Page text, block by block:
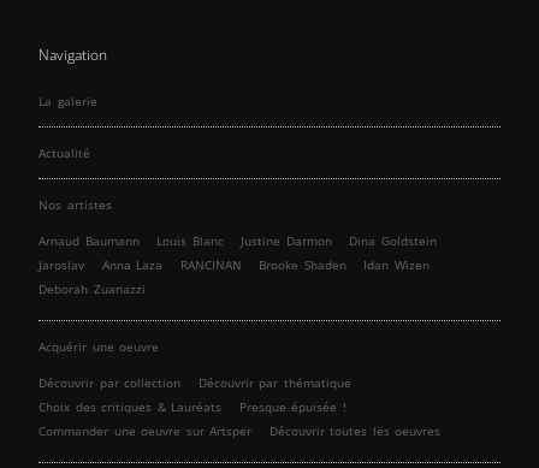
Navigation
La galerie
Actualité
Nos artistes
Arnaud Baumann Louis Blanc Justine Darmon
Dina Goldstein
Jaroslav
Anna Laza RANCINAN Brooke Shaden
Idan Wizen
Deborah Zuanazzi
Acquérir une oeuvre
Découvrir par collection
Découvrir par thématique
Choix des critiques & Lauréats
Presque épuisée !
Commander une oeuvre sur Artsper
Découvrir toutes les oeuvres